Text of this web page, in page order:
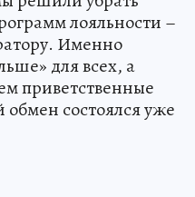
лояльности –
Именно
для всех, а
приветственные
состоялся уже